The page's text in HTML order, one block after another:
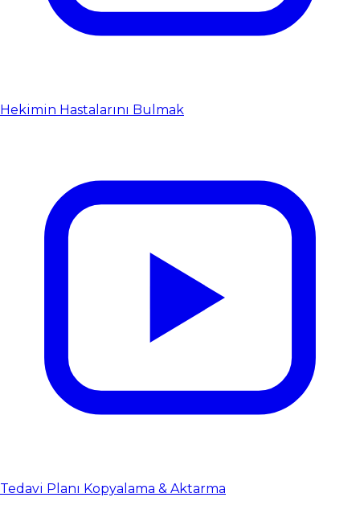
Hekimin Hastalarını Bulmak
Tedavi Planı Kopyalama & Aktarma